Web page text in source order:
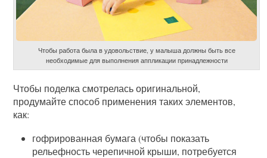
Чтобы работа была в удовольствие, у малыша должны быть все
необходимые для выполнения аппликации принадлежности
Чтобы поделка смотрелась оригинальной,
продумайте способ применения таких элементов,
как:
гофрированная бумага (чтобы показать
рельефность черепичной крыши, потребуется